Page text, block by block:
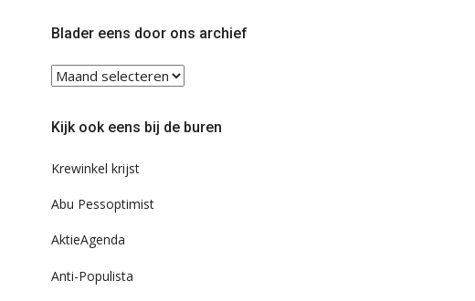
TwitterFacebook
Blader eens door ons archief
Blader
eens
ons
Kijk ook eens bij de buren
Krewinkel krijst
Abu Pessoptimist
AktieAgenda
Anti-Populista